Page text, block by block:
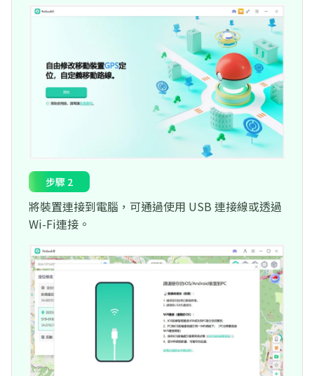
步驟 2
將裝置連接到電腦，可通過使用 USB 連接線或透過
Wi-Fi連接。